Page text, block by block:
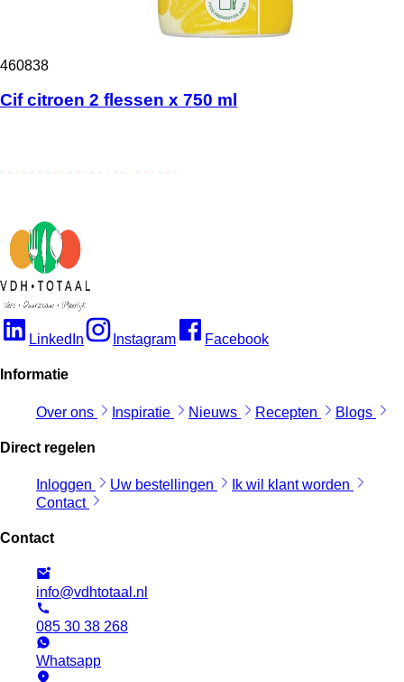
460838
Cif citroen 2 flessen x 750 ml
LinkedIn Instagram Facebook
Informatie
Over ons Inspiratie Nieuws Recepten Blogs
Direct regelen
Inloggen Uw bestellingen
Ik wil klant worden
Contact
Contact
info@vdhtotaal.nl
085 30 38 268
Whatsapp